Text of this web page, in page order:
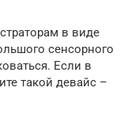
в виде
сенсорного
Если в
такой девайс –